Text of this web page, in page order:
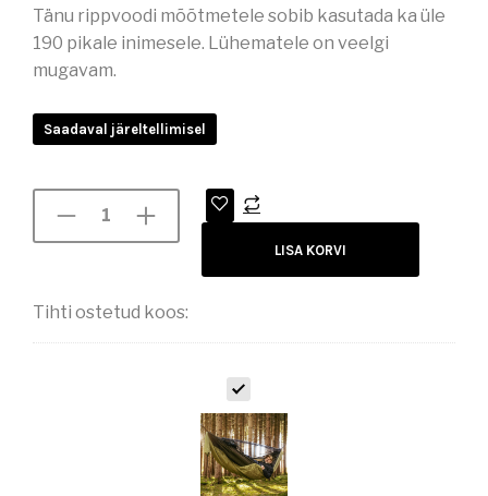
Tänu rippvoodi mõõtmetele sobib kasutada ka üle
190 pikale inimesele. Lühematele on veelgi
mugavam.
Saadaval järeltellimisel
LISA KORVI
Tihti ostetud koos:
S
O
O
J
U
S